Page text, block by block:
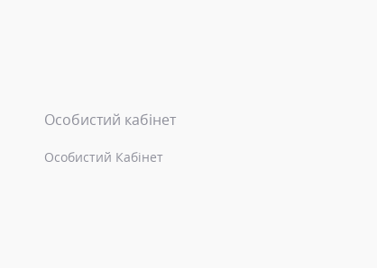
Особистий кабінет
Особистий Кабінет